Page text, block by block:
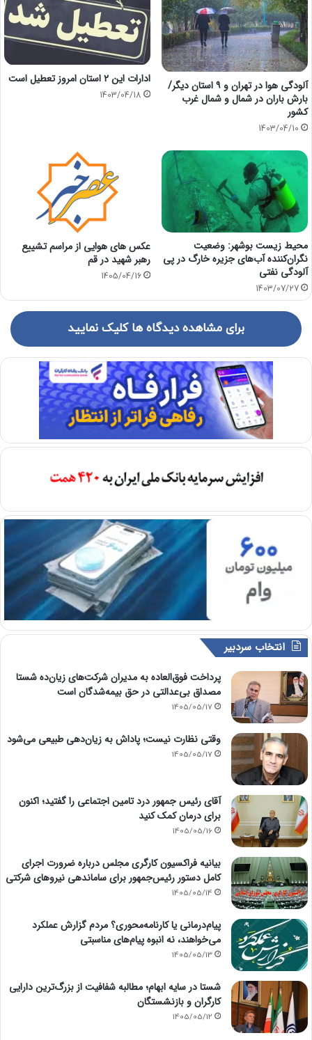
آلودگی هوا در تهران و ۹ استان دیگر/
بارش باران در شمال و شمال غرب
کشور
1403/04/10
ادارات این ۲ استان امروز تعطیل است
1403/04/18
محیط زیست بوشهر: وضعیت
نگران‌کننده آب‌های ‌جزیره خارگ در پی
آلودگی نفتی
1403/07/27
عکس های هوایی از مراسم تشییع
رهبر شهید در قم
1405/04/16
برای مشاهده دیدگاه ها کلیک نمایید
انتخاب سردبیر
پرداخت فوق‌العاده به مدیران شرکت‌های زیان‌ده شستا
مصداق بی‌عدالتی در حق بیمه‌شدگان است
1405/05/17
وقتی نظارت نیست؛ پاداش به زیان‌دهی طبیعی می‌شود
1405/05/17
آقای رئیس جمهور درد تامین اجتماعی را گفتید؛ اکنون
برای درمان کمک کنید
1405/05/16
بیانیه فراکسیون کارگری مجلس درباره ضرورت اجرای
کامل دستور رئیس‌جمهور برای ساماندهی نیروهای شرکتی
1405/05/14
پیام‌درمانی یا کارنامه‌محوری؟ مردم گزارش عملکرد
می‌خواهند، نه انبوه پیام‌های مناسبتی
1405/05/13
شستا در سایه ابهام؛ مطالبه شفافیت از بزرگ‌ترین دارایی
کارگران و بازنشستگان
1405/05/12